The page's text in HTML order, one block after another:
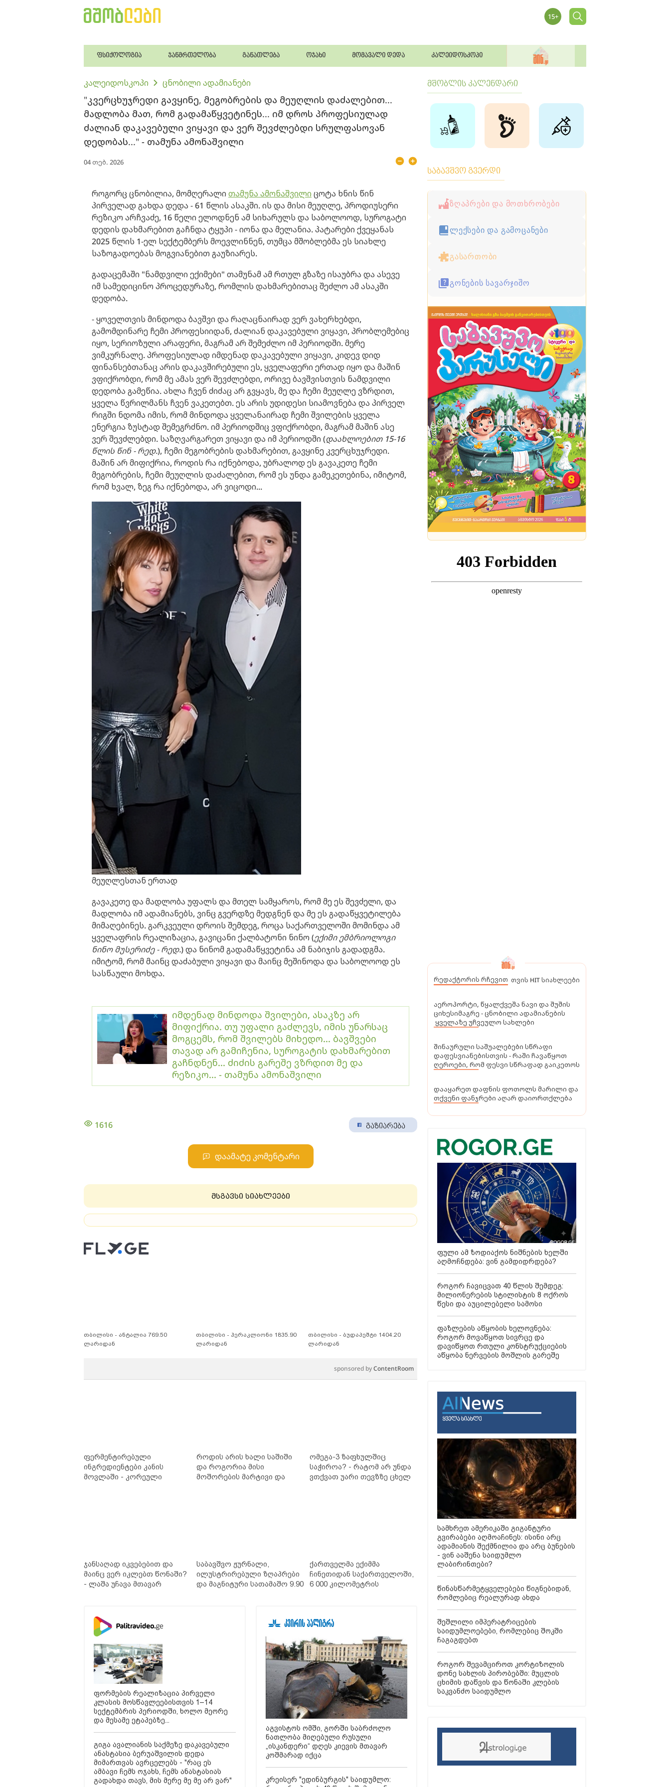
ფსიქოლოგია ჯანმრთელობა განათლება ოჯახი მომავალი დედა კალეიდოსკოპი
კალეიდოსკოპი ცნობილი ადამიანები
"კვერცხუჯრედი გავყინე, მეგობრების და მეუღლის დაძალებით...
მადლობა მათ, რომ გადამაწყვეტინეს... იმ დროს პროფესიულად
ძალიან დაკავებული ვიყავი და ვერ შევძლებდი სრულფასოვან
დედობას..." - თამუნა ამონაშვილი
04 თებ. 2026
როგორც ცნობილია, მომღერალი თამუნა ამონაშვილი ცოტა ხნის წინ
პირველად გახდა დედა - 61 წლის ასაკში. ის და მისი მეუღლე, პროდიუსერი
რეზიკო არჩვაძე, 16 წელი ელოდნენ ამ სიხარულს და საბოლოოდ, სუროგატი
დედის დახმარებით გაჩნდა ტყუპი - იონა და მელანია. პატარები ქვეყანას
2025 წლის 1-ელ სექტემბერს მოევლინნენ, თუმცა მშობლებმა ეს სიახლე
საზოგადოებას მოგვიანებით გაუზიარეს.
გადაცემაში "ნამდვილი ექიმები" თამუნამ ამ რთულ გზაზე ისაუბრა და ასევე
იმ სამედიცინო პროცედურაზე, რომლის დახმარებითაც შეძლო ამ ასაკში
დედობა.
- ყოველთვის მინდოდა ბავშვი და რაღაცნაირად ვერ ვახერხებდი,
გამომდინარე ჩემი პროფესიიდან, ძალიან დაკავებული ვიყავი, პრობლემებიც
იყო, სერიოზული არაფერი, მაგრამ არ შემეძლო იმ პერიოდში. მერე
ვიმკურნალე. პროფესიულად იმდენად დაკავებული ვიყავი, კიდევ დიდ
ფინანსებთანაც არის დაკავშირებული ეს, ყველაფერი ერთად იყო და მაშინ
ვფიქრობდი, რომ მე ამას ვერ შევძლებდი, ორივე ბავშვისთვის ნამდვილი
დედობა გამეწია. ახლა ჩვენ ძიძაც არ გვყავს, მე და ჩემი მეუღლე ვზრდით,
ყველა წვრილმანს ჩვენ ვაკეთებთ. ეს არის უდიდესი სიამოვნება და პირველ
რიგში ნდომა იმის, რომ მინდოდა ყველანაირად ჩემი შვილების ყველა
ენერგია ზუსტად შემეგრძნო. იმ პერიოდშიც ვფიქრობდი, მაგრამ მაშინ ასე
ვერ შევძლებდი. საზღვარგარეთ ვიყავი და იმ პერიოდში (დაახლოებით 15-16
წლის წინ - რედ.), ჩემი მეგობრების დახმარებით, გავყინე კვერცხუჯრედი.
მაშინ არ მიფიქრია, როდის რა იქნებოდა, უბრალოდ ეს გავაკეთე ჩემი
მეგობრების, ჩემი მეუღლის დაძალებით, რომ ეს უნდა გამეკეთებინა, იმიტომ,
რომ ხვალ, ზეგ რა იქნებოდა, არ ვიცოდი...
მეუღლესთან ერთად
გავაკეთე და მადლობა უფალს და მთელ სამყაროს, რომ მე ეს შევძელი, და
მადლობა იმ ადამიანებს, ვინც გვერდზე მედგნენ და მე ეს გადაწყვეტილება
მიმაღებინეს. გარკვეული დროის შემდეგ, როცა საქართველოში მომინდა ამ
ყველაფრის რეალიზაცია, გავიცანი ქალბატონი ნინო (ექიმი ემბრიოლოგი
ნინო მუსერიძე - რედ.) და ნინომ გადამაწყვეტინა ამ ნაბიჯის გადადგმა.
იმიტომ, რომ მაინც დაძაბული ვიყავი და მაინც მეშინოდა და საბოლოოდ ეს
სასწაული მოხდა.
იმდენად მინდოდა შვილები, ასაკზე არ
მიფიქრია. თუ უფალი გაძლევს, იმის უნარსაც
მოგცემს, რომ შვილებს მიხედო... ბავშვები
თავად არ გამიჩენია, სუროგატის დახმარებით
გაჩნდნენ... ძიძის გარეშე ვზრდით მე და
რეზიკო... - თამუნა ამონაშვილი
1616 გაზიარება
დაამატე კომენტარი
მსგავსი სიახლეები
თბილისი - ანტალია 769.50
ლარიდან
თბილისი - ჰერაკლიონი 1835.90
ლარიდან
თბილისი - ბუდაპეშტი 1404.20
ლარიდან
sponsored byContentRoom
ფერმენტირებული
ინგრედიენტები კანის
მოვლაში - კორეული
როდის არის ხალი საშიში
და როგორია მისი
მოშორების მარტივი და
ომეგა-3 ზაფხულშიც
საჭიროა? - რატომ არ უნდა
ვთქვათ უარი თევზზე ცხელ
ჯანსაღად იკვებებით და
მაინც ვერ იკლებთ წონაში?
- ლაშა უჩავა მთავარ
საბავშვო ჟურნალი,
ილუსტრირებული ზღაპრები
და მაგნიტური სათამაშო 9.90
ქართველმა ექიმმა
ჩინეთიდან საქართველოში,
6 000 კილომეტრის
დაწერილია
ფორმების რეალიზაცია პირველი
კლასის მოსწავლეებისთვის 1–14
სექტემბრის პერიოდში, ხოლო მეორე
და მესამე ეტაპებზე...
გიგა ავალიანის საქმეზე დაკავებული
ანასტასია ბერუაშვილის დედა
მიმართვას ავრცელებს - "რაც ეს
ამბავი ჩემს ოჯახს, ჩემს ანასტასიას
გადახდა თავს, მის მერე მე მე არ ვარ"
აგვისტოს ომში, გორში საბრძოლო
ნათლობა მიღებული რუსული
„ისკანდერი“ დღეს კიევის მთავარ
კოშმარად იქცა
კრეისერ "ედინბურგის" საიდუმლო:
მშობლის კალენდარი
საბავშვო გვერდი
ზღაპრები და მოთხრობები
ლექსები და გამოცანები
გასართობი
გონების სავარჯიშო
რედაქტორის რჩევით თვის HIT სიახლეები
აეროპორტი, წყალქვეშა ნავი და შუშის
ციხესიმაგრე - ცნობილი ადამიანების
ყველაზე უჩვეულო სახლები
შინაურული საშუალებები სწრაფი
დაფესვიანებისთვის - რაში ჩავაწყოთ
ღეროები, რომ ფესვი სწრაფად გაიკეთოს
დააყარეთ დაფნის ფოთოლს მარილი და
თქვენი ფანჯრები აღარ დაიორთქლება
ფული ამ ზოდიაქოს ნიშნების ხელში
აღმოჩნდება: ვინ გამდიდრდება?
როგორ ჩავიცვათ 40 წლის შემდეგ:
მილიონერების სტილისტის 8 ოქროს
წესი და აუცილებელი სამოსი
ფაზლების აწყობის ხელოვნება:
როგორ მოვაწყოთ სივრცე და
დავიწყოთ რთული კონსტრუქციების
აწყობა ნერვების მოშლის გარეშე
სამხრეთ ამერიკაში გიგანტური
გვირაბები აღმოაჩინეს: ისინი არც
ადამიანის შექმნილია და არც ბუნების
- ვინ ააშენა საიდუმლო
ლაბირინთები?
წინასწარმეტყველებები წიგნებიდან,
რომლებიც რეალურად ახდა
შეშლილი იმპერატრიცების
საიდუმლოებები, რომლებიც შოკში
ჩაგაგდებთ
როგორ შევამციროთ კორტიზოლის
დონე სახლის პირობებში: მუცლის
ცხიმის დაწვის და წონაში კლების
საკვანძო საიდუმლო